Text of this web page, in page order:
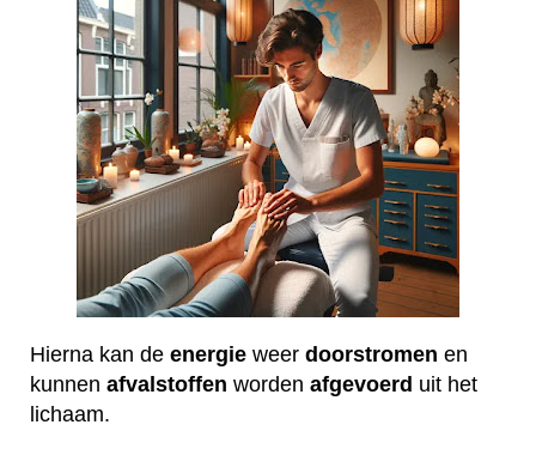
Hierna kan de energie weer doorstromen en
kunnen afvalstoffen worden afgevoerd uit het
lichaam.